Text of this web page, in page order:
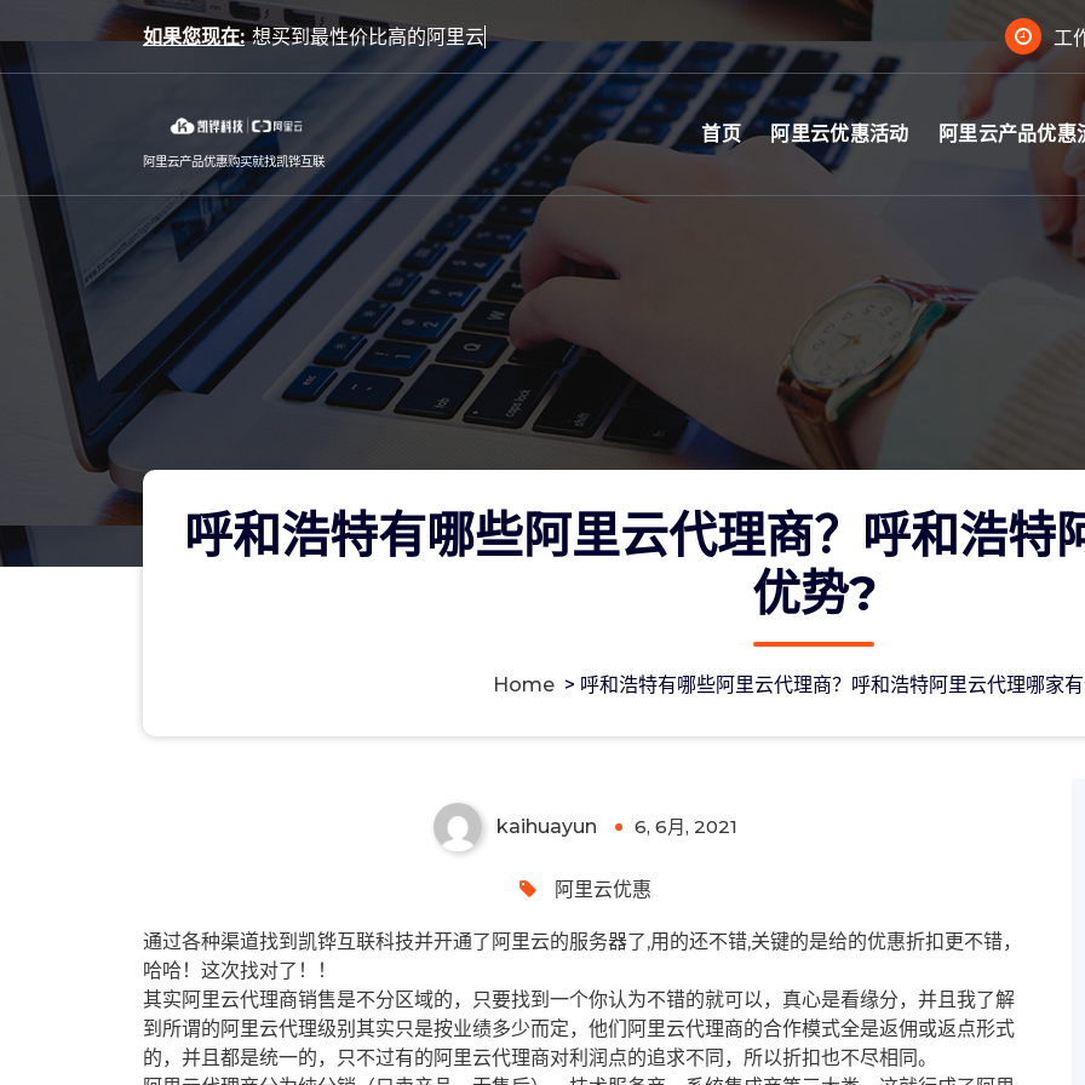
to
content
如果您现在: 工
阿里云产品优惠购买就找凯铧互联
首页 阿里云优惠活动 阿里云产品优惠
呼和浩特有哪些阿里云代理商？呼和浩特
优势?
Home > 呼和浩特有哪些阿里云代理商？呼和浩特阿里云代理哪家
kaihuayun 6, 6月, 2021
阿里云优惠
通过各种渠道找到凯铧互联科技并开通了阿里云的服务器了,用的还不错,关键的是给的优惠折扣更不错，
哈哈！这次找对了！！
其实阿里云代理商销售是不分区域的，只要找到一个你认为不错的就可以，真心是看缘分，并且我了解
到所谓的阿里云代理级别其实只是按业绩多少而定，他们阿里云代理商的合作模式全是返佣或返点形式
的，并且都是统一的，只不过有的阿里云代理商对利润点的追求不同，所以折扣也不尽相同。